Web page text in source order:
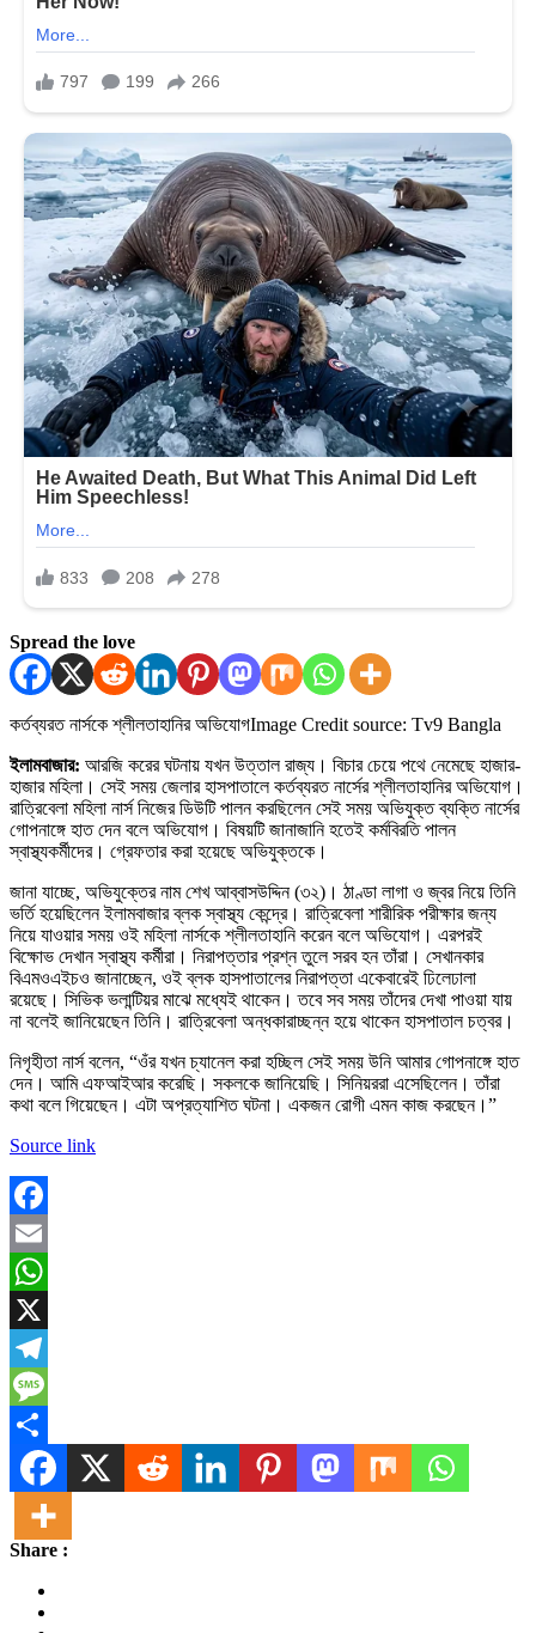
Spread the love
কর্তব্যরত নার্সকে শ্লীলতাহানির অভিযোগImage Credit source: Tv9 Bangla
ইলামবাজার: আরজি করের ঘটনায় যখন উত্তাল রাজ্য। বিচার চেয়ে পথে নেমেছে হাজার-
হাজার মহিলা। সেই সময় জেলার হাসপাতালে কর্তব্যরত নার্সের শ্লীলতাহানির অভিযোগ।
রাত্রিবেলা মহিলা নার্স নিজের ডিউটি পালন করছিলেন সেই সময় অভিযুক্ত ব্যক্তি নার্সের
গোপনাঙ্গে হাত দেন বলে অভিযোগ। বিষয়টি জানাজানি হতেই কর্মবিরতি পালন
স্বাস্থ্যকর্মীদের। গ্রেফতার করা হয়েছে অভিযুক্তকে।
জানা যাচ্ছে, অভিযুক্তের নাম শেখ আব্বাসউদ্দিন (৩২)। ঠাণ্ডা লাগা ও জ্বর নিয়ে তিনি
ভর্তি হয়েছিলেন ইলামবাজার ব্লক স্বাস্থ্য কেন্দ্রে। রাত্রিবেলা শারীরিক পরীক্ষার জন্য
নিয়ে যাওয়ার সময় ওই মহিলা নার্সকে শ্লীলতাহানি করেন বলে অভিযোগ। এরপরই
বিক্ষোভ দেখান স্বাস্থ্য কর্মীরা। নিরাপত্তার প্রশ্ন তুলে সরব হন তাঁরা। সেখানকার
বিএমওএইচও জানাচ্ছেন, ওই ব্লক হাসপাতালের নিরাপত্তা একেবারেই ঢিলেঢালা
রয়েছে। সিভিক ভলান্টিয়র মাঝে মধ্যেই থাকেন। তবে সব সময় তাঁদের দেখা পাওয়া যায়
না বলেই জানিয়েছেন তিনি। রাত্রিবেলা অন্ধকারাচ্ছন্ন হয়ে থাকেন হাসপাতাল চত্বর।
নিগৃহীতা নার্স বলেন, “ওঁর যখন চ্যানেল করা হচ্ছিল সেই সময় উনি আমার গোপনাঙ্গে হাত
দেন। আমি এফআইআর করেছি। সকলকে জানিয়েছি। সিনিয়ররা এসেছিলেন। তাঁরা
কথা বলে গিয়েছেন। এটা অপ্রত্যাশিত ঘটনা। একজন রোগী এমন কাজ করছেন।”
Source link
Facebook
Email
WhatsApp
X
Telegram
Message
Share
Share :